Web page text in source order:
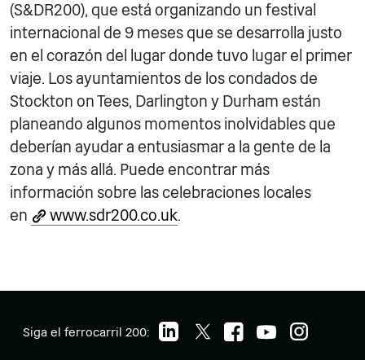
(S&DR200), que está organizando un festival
internacional de 9 meses que se desarrolla justo
en el corazón del lugar donde tuvo lugar el primer
viaje. Los ayuntamientos de los condados de
Stockton on Tees, Darlington y Durham están
planeando algunos momentos inolvidables que
deberían ayudar a entusiasmar a la gente de la
zona y más allá. Puede encontrar más
información sobre las celebraciones locales
en
www.sdr200.co.uk.
Siga el ferrocarril 200: